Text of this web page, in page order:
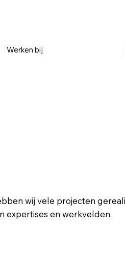
Werken bij
wij vele projecten
expertises en werkvelden.